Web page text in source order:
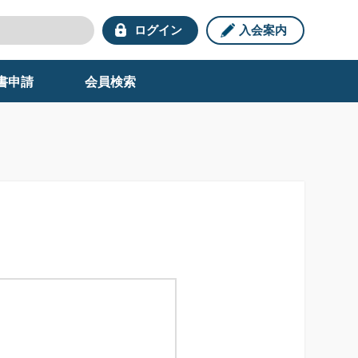
ログイン 入会案内
申請 会員検索